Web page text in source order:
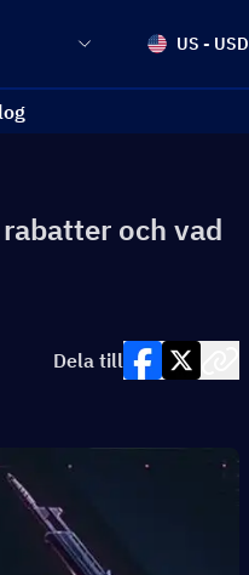
US - USD
och vad
Dela till